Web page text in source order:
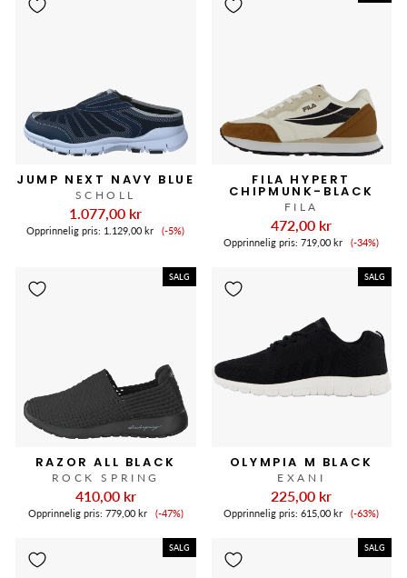
JUMP NEXT NAVY BLUE
SCHOLL
1.077,00 kr
Opprinnelig pris: 1.129,00 kr Salgspris
(-5%)
FILA HYPERT
CHIPMUNK-BLACK
FILA
472,00 kr
Opprinnelig pris:719,00 kr Salgspris
(-34%)
SALG
RAZOR ALL BLACK
ROCK SPRING
410,00 kr
Opprinnelig pris: 779,00 kr Salgspris
(-47%)
SALG
OLYMPIA M BLACK
EXANI
225,00 kr
Opprinnelig pris:615,00 kr Salgspris
(-63%)
SALG SALG